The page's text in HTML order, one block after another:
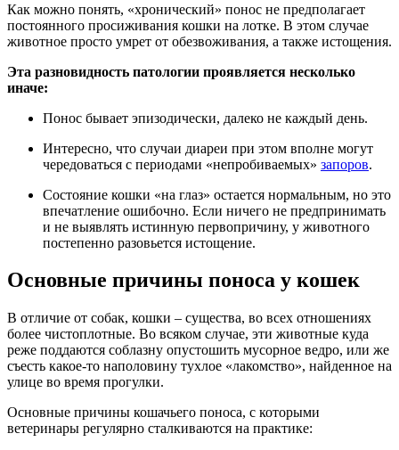
Как можно понять, «хронический» понос не предполагает
постоянного просиживания кошки на лотке. В этом случае
животное просто умрет от обезвоживания, а также истощения.
Эта разновидность патологии проявляется несколько
иначе:
Понос бывает эпизодически, далеко не каждый день.
Интересно, что случаи диареи при этом вполне могут
чередоваться с периодами «непробиваемых» запоров.
Состояние кошки «на глаз» остается нормальным, но это
впечатление ошибочно. Если ничего не предпринимать
и не выявлять истинную первопричину, у животного
постепенно разовьется истощение.
Основные причины поноса у кошек
В отличие от собак, кошки – существа, во всех отношениях
более чистоплотные. Во всяком случае, эти животные куда
реже поддаются соблазну опустошить мусорное ведро, или же
съесть какое-то наполовину тухлое «лакомство», найденное на
улице во время прогулки.
Основные причины кошачьего поноса, с которыми
ветеринары регулярно сталкиваются на практике: